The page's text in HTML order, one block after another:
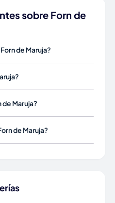
sobre Forn de
de Maruja?
de Maruja?
de Maruja?